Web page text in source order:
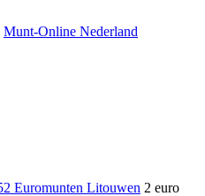
Munt-Online Nederland
2 Euromunten Litouwen 2 euro